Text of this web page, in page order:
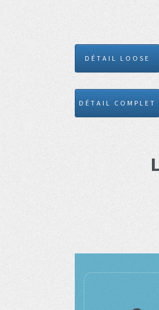
DÉTAIL LOOSE
DÉTAIL COMPLET